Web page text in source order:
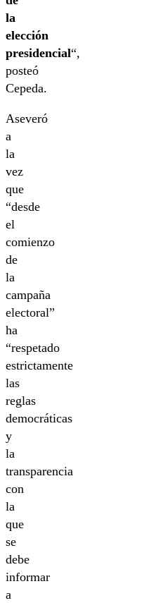
la
elección
presidencial“,
posteó
Cepeda.
Aseveró
a
la
vez
que
“desde
el
comienzo
de
la
campaña
electoral”
ha
“respetado
estrictamente
las
reglas
democráticas
y
la
transparencia
con
la
que
se
debe
informar
a